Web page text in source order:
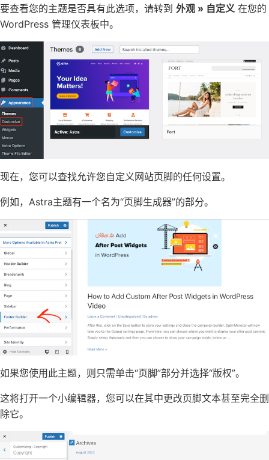
要查看您的主题是否具有此选项，请转到 外观 » 自定义 在您的
WordPress 管理仪表板中。
现在，您可以查找允许您自定义网站页脚的任何设置。
例如，Astra主题有一个名为“页脚生成器”的部分。
如果您使用此主题，则只需单击“页脚”部分并选择“版权”。
这将打开一个小编辑器，您可以在其中更改页脚文本甚至完全删
除它。